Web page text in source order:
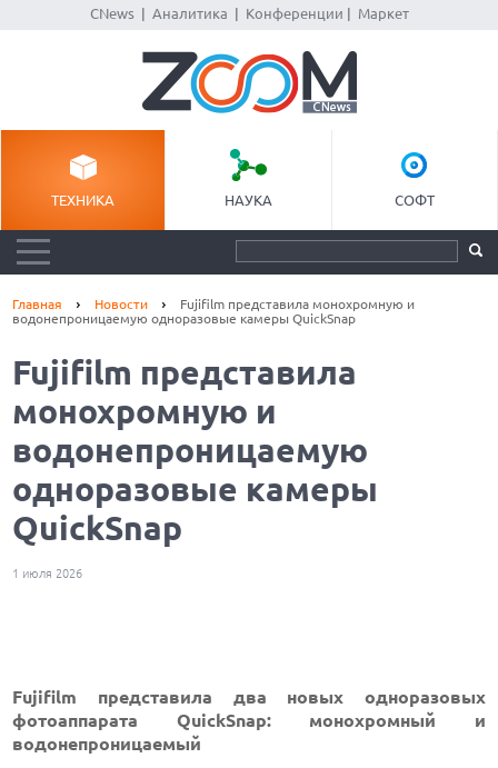
CNews| Аналитика Конференции Маркет
ТЕХНИКА НАУКА СОФТ
Главная Новости
Fujifilm представила монохромную и
водонепроницаемую одноразовые камеры QuickSnap
Fujifilm представила
монохромную и
водонепроницаемую
одноразовые камеры
QuickSnap
1 июля 2026
Fujifilm представила два новых одноразовых
фотоаппарата QuickSnap: монохромный и
водонепроницаемый